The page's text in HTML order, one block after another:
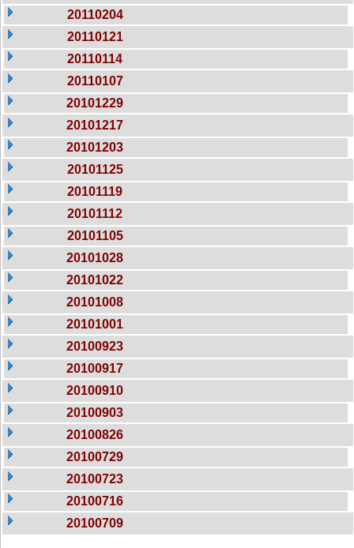
20110204
20110121
20110114
20110107
20101229
20101217
20101203
20101125
20101119
20101112
20101105
20101028
20101022
20101008
20101001
20100923
20100917
20100910
20100903
20100826
20100729
20100723
20100716
20100709